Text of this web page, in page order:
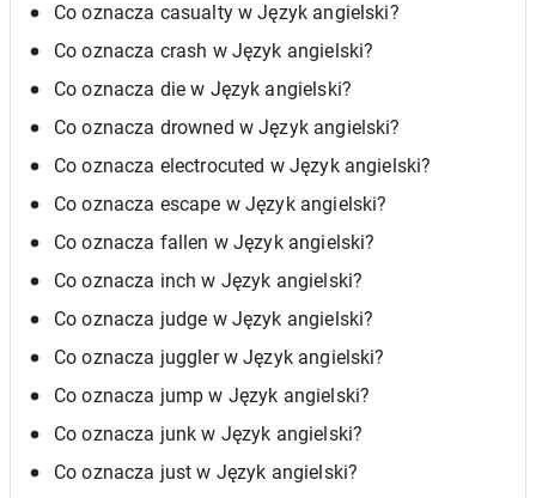
Co oznacza casualty w Język angielski?
Co oznacza crash w Język angielski?
Co oznacza die w Język angielski?
Co oznacza drowned w Język angielski?
Co oznacza electrocuted w Język angielski?
Co oznacza escape w Język angielski?
Co oznacza fallen w Język angielski?
Co oznacza inch w Język angielski?
Co oznacza judge w Język angielski?
Co oznacza juggler w Język angielski?
Co oznacza jump w Język angielski?
Co oznacza junk w Język angielski?
Co oznacza just w Język angielski?